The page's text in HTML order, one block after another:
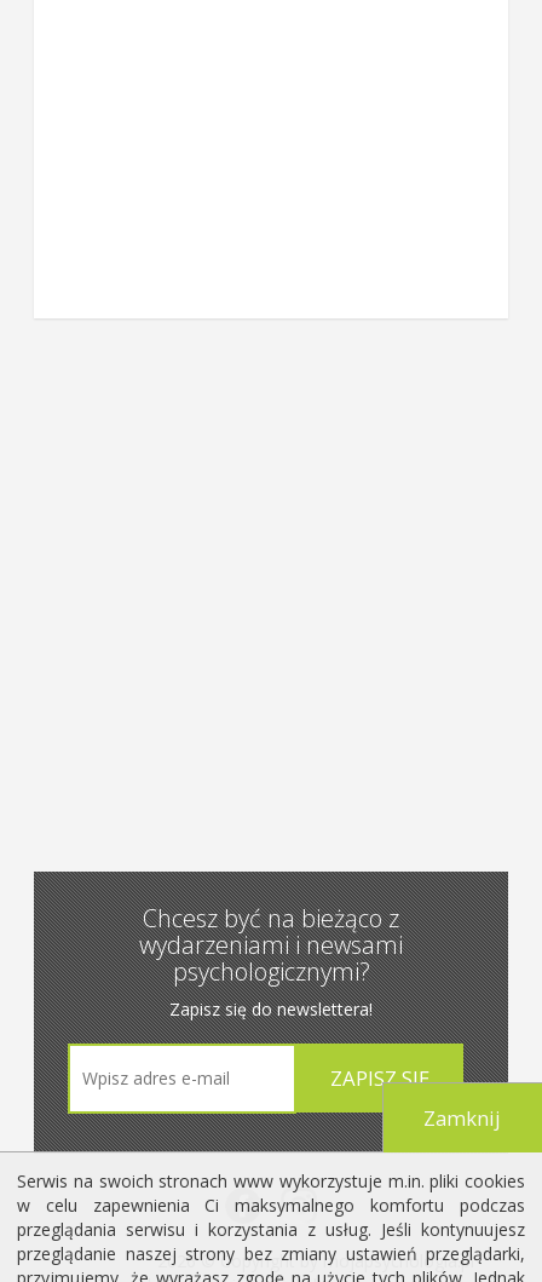
Chcesz być na bieżąco z
wydarzeniami i newsami
psychologicznymi?
Zapisz się do newslettera!
2026 © Copyright by mojapsychologia.pl
Serwis na swoich stronach www wykorzystuje m.in. pliki cookies
w celu zapewnienia Ci maksymalnego komfortu podczas
przeglądania serwisu i korzystania z usług. Jeśli kontynuujesz
przeglądanie naszej strony bez zmiany ustawień przeglądarki,
Zamknij